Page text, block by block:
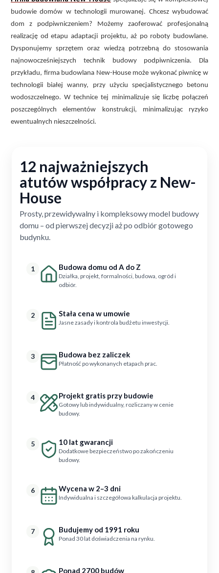
budowie domów w technologii murowanej. Chcesz wybudować
dom z podpiwniczeniem? Możemy zaoferować profesjonalną
realizację od etapu adaptacji projektu, aż po roboty budowlane.
Dysponujemy sprzętem oraz wiedzą potrzebną do stosowania
najnowocześniejszych technik budowy podpiwniczenia. Dla
przykładu, firma budowlana New-House może wykonać piwnicę w
technologii białej wanny, przy użyciu specjalistycznego betonu
wodoszczelnego. W technice tej minimalizuje się liczbę połączeń
poszczególnych elementów konstrukcji, minimalizując ryzyko
ewentualnych nieszczelności.
12 najważniejszych
atutów współpracy z New-
House
Prosty, przewidywalny i kompleksowy model budowy
domu – od pierwszej decyzji aż po odbiór gotowego
budynku.
1 Budowa domu od A do Z
Działka, projekt, formalności, budowa, ogród i
odbiór.
2 Stała cena w umowie
Jasne zasady i kontrola budżetu inwestycji.
3 Budowa bez zaliczek
Płatność po wykonanych etapach prac.
4 Projekt gratis przy budowie
Gotowy lub indywidualny, rozliczany w cenie
budowy.
5 10 lat gwarancji
Dodatkowe bezpieczeństwo po zakończeniu
budowy.
6 Wycena w 2–3 dni
Indywidualna i szczegółowa kalkulacja projektu.
7 Budujemy od 1991 roku
Ponad 30 lat doświadczenia na rynku.
Ponad 2700 budów